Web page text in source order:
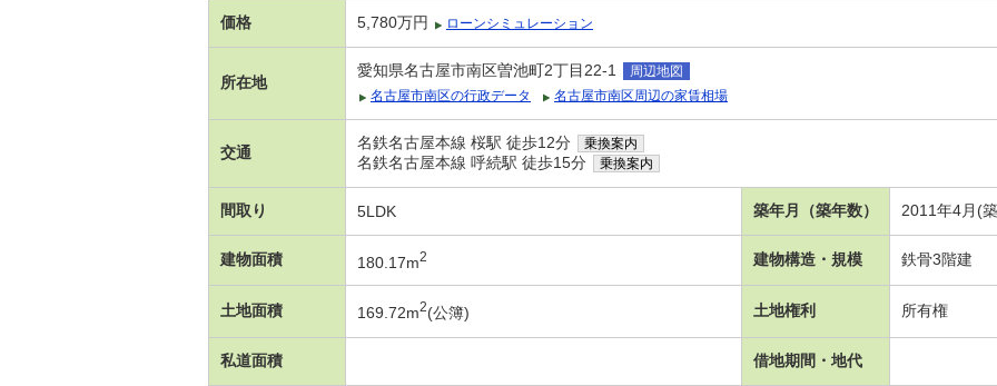
価格 5,780万円 ローンシミュレーション
所在地
愛知県名古屋市南区曽池町2丁目22-1
周辺地図
名古屋市南区の行政データ
名古屋市南区周辺の家賃相場
交通
名鉄名古屋本線 桜駅 徒歩12分 乗換案内
名鉄名古屋本線 呼続駅 徒歩15分 乗換案内
間取り 5LDK 築年月（築年数） 2011年4月(
建物面積 180.17m2 建物構造・規模 鉄骨3階建
土地面積 169.72m2(公簿) 土地権利 所有権
私道面積 借地期間・地代